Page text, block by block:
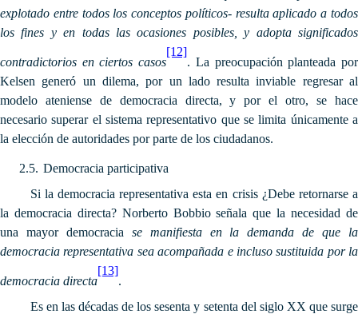
explotado entre todos los conceptos políticos- resulta aplicado a todos
los fines y en todas las ocasiones posibles, y adopta significados
contradictorios en ciertos casos
[12]
. La preocupación planteada por
Kelsen generó un dilema, por un lado resulta inviable regresar al
modelo ateniense de democracia directa, y por el otro, se hace
necesario superar el sistema representativo que se limita únicamente a
la elección de autoridades por parte de los ciudadanos.
2.5. Democracia participativa
Si la democracia representativa esta en crisis ¿Debe retornarse a
la democracia directa? Norberto Bobbio señala que la necesidad de
una mayor democracia se manifiesta en la demanda de que la
democracia representativa sea acompañada e incluso sustituida por la
democracia directa
[13]
.
Es en las décadas de los sesenta y setenta del siglo XX que surge